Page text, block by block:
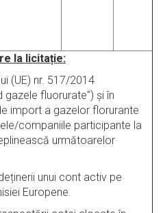
la licitație:
(UE) nr. 517/2014
gazele fluorurate”) și în
import a gazelor florurante
companiile participante la
următoarelor
unui cont activ pe
Europene.